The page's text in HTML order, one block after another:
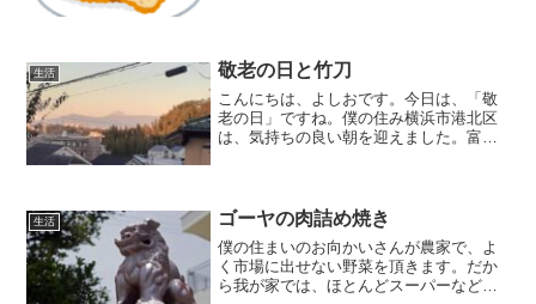
かると思うので、募金はい...
生活 敬老の日と竹刀
こんにちは、よしおです。今日は、「敬
老の日」ですね。僕の住み横浜市港北区
は、気持ちの良い朝を迎えました。富士
ろの日課です。1ヵ月...
生活 ゴーヤの肉詰め焼き
僕の住まいのお向かいさんが農家で、よ
く市場に出せない野菜を頂きます。だか
ら我が家では、ほとんどスーパーなどで